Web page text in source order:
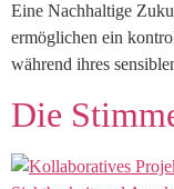
Eine Nachhaltige
ermöglichen ein
während ihres
Die